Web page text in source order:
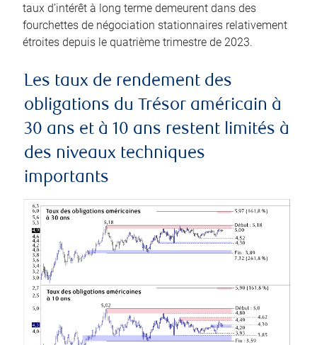
taux d’intérêt à long terme demeurent dans des
fourchettes de négociation stationnaires relativement
étroites depuis le quatrième trimestre de 2023.
Les taux de rendement des
obligations du Trésor américain à
30 ans et à 10 ans restent limités à
des niveaux techniques
importants